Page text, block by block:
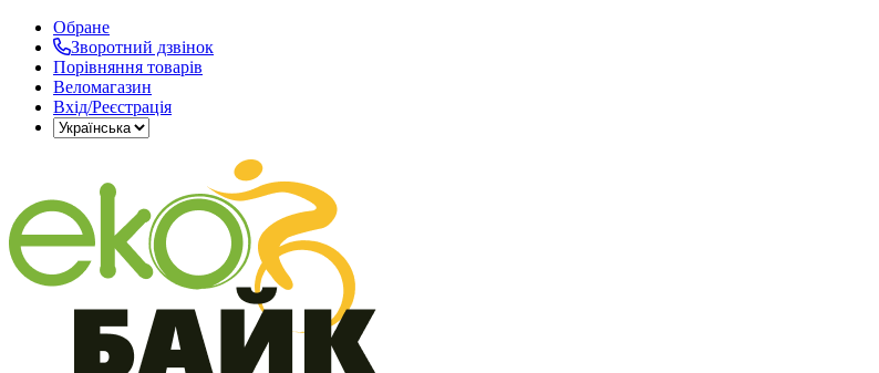
Обране
Зворотний дзвінок
Порівняння товарів
Веломагазин
Вхід/Реєстрація